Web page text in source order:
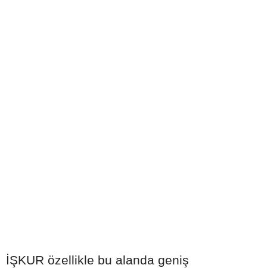
İŞKUR özellikle bu alanda geniş